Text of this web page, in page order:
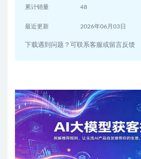
累计销量 48
最近更新 2026年06月03日
下载遇到问题？可联系客服或留言反馈